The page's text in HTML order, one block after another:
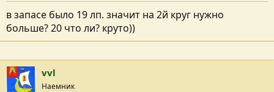
в запасе было 19 лп. значит на 2й круг нужно
больше? 20 что ли? круто))
vvl
Наемник